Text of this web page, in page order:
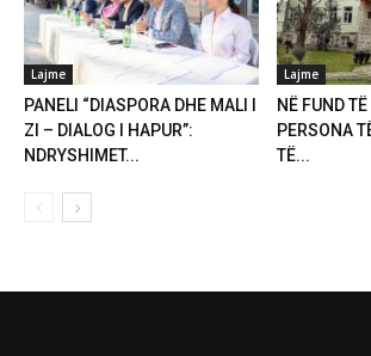
Lajme
PANELI “DIASPORA DHE MALI I
ZI – DIALOG I HAPUR”:
NDRYSHIMET...
Lajme
NË FUND
PERSONA
TË...